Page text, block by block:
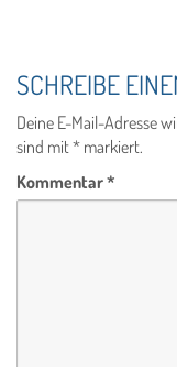
SCHREIBE
Deine E-Mail-Adresse
sind mit* markiert.
Kommentar*